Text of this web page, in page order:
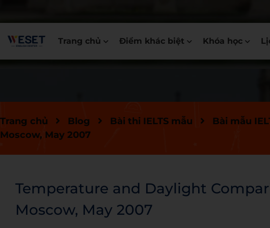
Trang chủ Điểm khác biệt Khóa học
Trang chủ Blog Bài thi IELTS mẫu Bài mẫu
Moscow, May 2007
Temperature and Daylight
Moscow, May 2007